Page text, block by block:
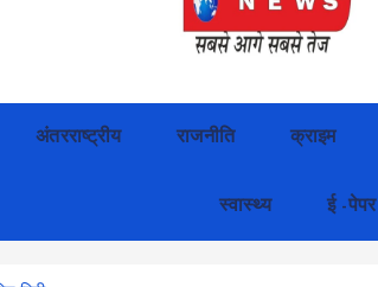
अंतरराष्ट्रीय राजनीति क्राइम
स्वास्थ्य ई -पेपर